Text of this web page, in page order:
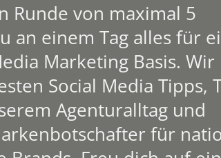
Runde von maximal 5
an einem Tag alles für
Marketing Basis. Wir
Social Media Tipps,
Agenturalltag und
für